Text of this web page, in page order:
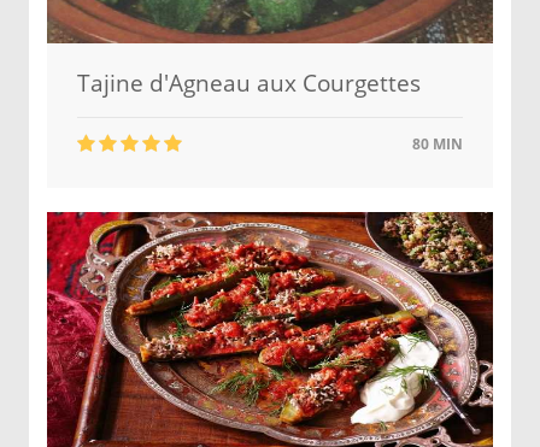
Tajine d'Agneau aux Courgettes
80 MIN